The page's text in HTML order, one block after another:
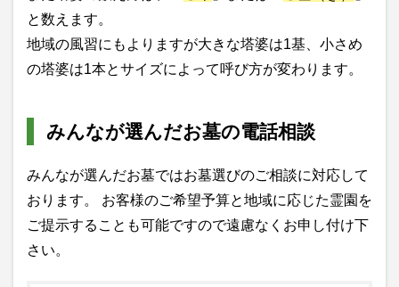
と数えます。
地域の風習にもよりますが大きな塔婆は1基、小さめ
の塔婆は1本とサイズによって呼び方が変わります。
みんなが選んだお墓の電話相談
みんなが選んだお墓ではお墓選びのご相談に対応して
おります。 お客様のご希望予算と地域に応じた霊園を
ご提示することも可能ですので遠慮なくお申し付け下
さい。